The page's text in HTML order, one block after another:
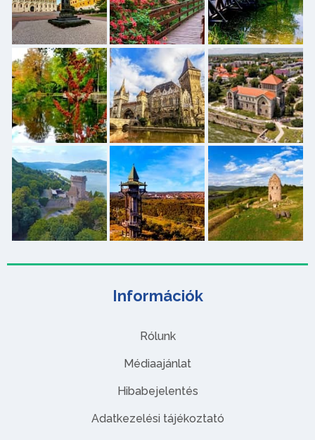
Információk
Rólunk
Médiaajánlat
Hibabejelentés
Adatkezelési tájékoztató